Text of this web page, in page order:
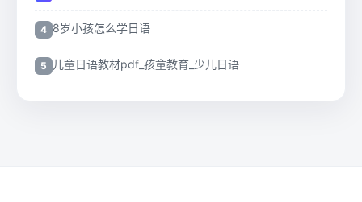
8岁小孩怎么学日语
儿童日语教材pdf_孩童教育_少儿日语